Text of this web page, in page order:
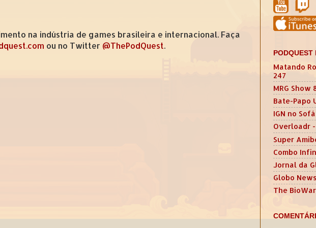
na indústria de games brasileira e internacional. Faça
ou no Twitter @ThePodQuest.
PODQUEST
Matando
247
MRG Show
Bate-Papo
IGN no Sofá
Overloadr
Super
Combo
Jornal da
Globo
The